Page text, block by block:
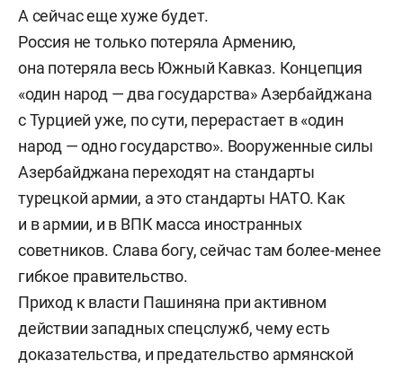
А сейчас еще хуже будет.
Россия не только потеряла Армению,
она потеряла весь Южный Кавказ. Концепция
«один народ — два государства» Азербайджана
с Турцией уже, по сути, перерастает в «один
народ — одно государство». Вооруженные силы
Азербайджана переходят на стандарты
турецкой армии, а это стандарты НАТО. Как
и в армии, и в ВПК масса иностранных
советников. Слава богу, сейчас там более-менее
гибкое правительство.
Приход к власти Пашиняна при активном
действии западных спецслужб, чему есть
доказательства, и предательство армянской